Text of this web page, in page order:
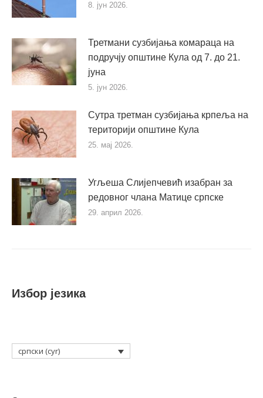
8. јун 2026.
Третмани сузбијања комараца на
подручју општине Кула од 7. до 21.
јуна
5. јун 2026.
Сутра третман сузбијања крпеља на
територији општине Кула
25. мај 2026.
Угљеша Слијепчевић изабран за
редовног члана Матице српске
29. април 2026.
Избор језика
српски (cyr)